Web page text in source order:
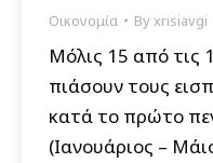
Οικονομία Byxrisiavgi
Μόλις 15 από τις
πιάσουν τους
κατά το πρώτο
(Ιανουάριος –